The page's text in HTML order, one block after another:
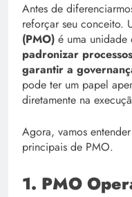
Antes de
reforçar seu conceito.
(PMO) é uma unidade
padronizar
garantir a
pode ter um papel
diretamente na
Agora, vamos
principais de PMO.
1. PMO